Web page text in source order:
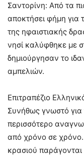
Σαντορίνη: Από τα
αποκτήσει φήμη για
της ηφαιστιακής
νησί καλύφθηκε με
δημιούργησαν το
αμπελιών.
Επιτραπέζιο
Συνήθως γνωστό
περισσότερο
από χρόνο σε χρόνο.
κρασιού